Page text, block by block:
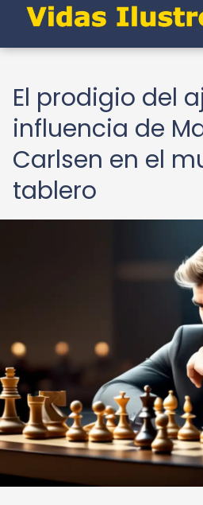
El prodigio del
influencia de
Carlsen en el
tablero